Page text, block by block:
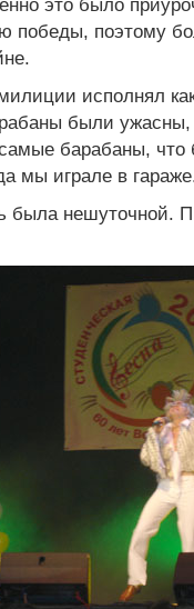
это было
победы, поэтому
исполнял
были ужасны,
барабаны, что
мы играле в
была нешуточной.